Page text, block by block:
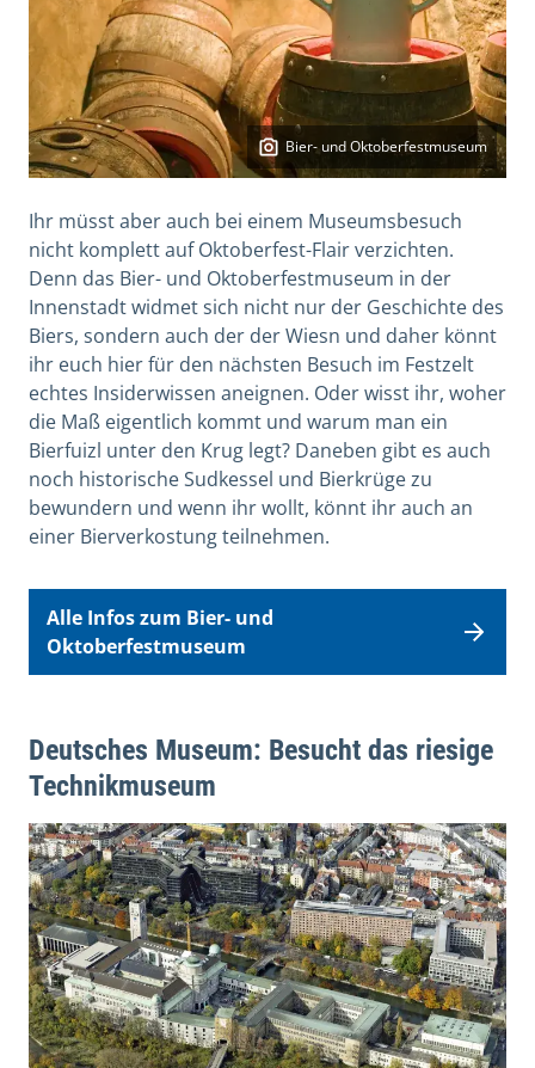
Bier- und Oktoberfestmuseum
Ihr müsst aber auch bei einem Museumsbesuch
nicht komplett auf Oktoberfest-Flair verzichten.
Denn das Bier- und Oktoberfestmuseum in der
Innenstadt widmet sich nicht nur der Geschichte des
Biers, sondern auch der der Wiesn und daher könnt
ihr euch hier für den nächsten Besuch im Festzelt
echtes Insiderwissen aneignen. Oder wisst ihr, woher
die Maß eigentlich kommt und warum man ein
Bierfuizl unter den Krug legt? Daneben gibt es auch
noch historische Sudkessel und Bierkrüge zu
bewundern und wenn ihr wollt, könnt ihr auch an
einer Bierverkostung teilnehmen.
Alle Infos zum Bier- und
Oktoberfestmuseum
Deutsches Museum: Besucht das riesige
Technikmuseum